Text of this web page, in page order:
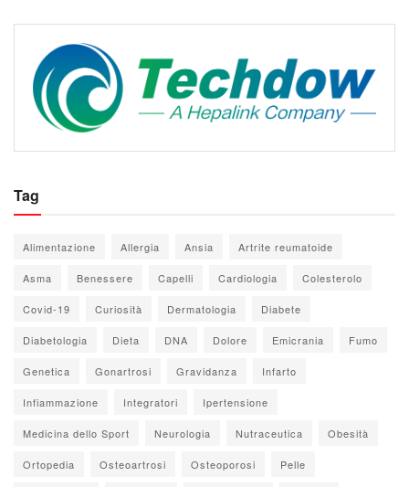
Tag
Alimentazione Allergia Ansia Artrite reumatoide
Asma Benessere Capelli Cardiologia Colesterolo
Covid-19 Curiosità Dermatologia Diabete
Diabetologia Dieta DNA Dolore Emicrania Fumo
Genetica Gonartrosi Gravidanza Infarto
Infiammazione Integratori Ipertensione
Medicina dello Sport Neurologia Nutraceutica Obesità
Ortopedia Osteoartrosi Osteoporosi Pelle